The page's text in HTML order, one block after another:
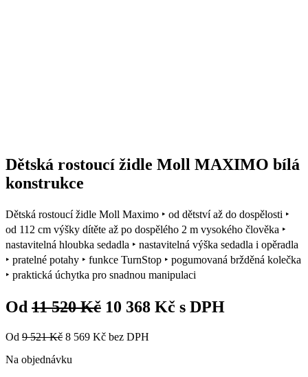
Dětská rostoucí židle Moll MAXIMO bílá
konstrukce
Dětská rostoucí židle Moll Maximo ‣ od dětství až do dospělosti ‣
od 112 cm výšky dítěte až po dospělého 2 m vysokého člověka ‣
nastavitelná hloubka sedadla ‣ nastavitelná výška sedadla i opěradla
‣ pratelné potahy ‣ funkce TurnStop ‣ pogumovaná bržděná kolečka
‣ praktická úchytka pro snadnou manipulaci
Od 11 520Kč 10 368 Kč s DPH
Od 9 521Kč 8 569 Kč bez DPH
Na objednávku